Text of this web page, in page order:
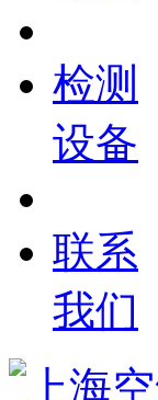
检测
设备
联系
我们